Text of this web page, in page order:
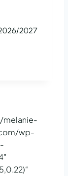
2027
melanie-
wp-